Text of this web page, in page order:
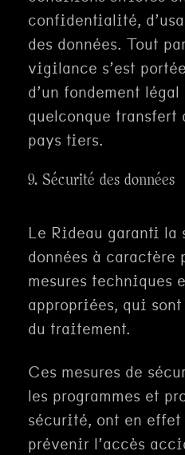
confidentialité,
des données. Tout
vigilance s’est
d’un fondement
quelconque transfert
pays tiers.
9. Sécurité des données
Le Rideau garanti la
données à caractère
mesures techniques
appropriées, qui
du traitement.
Ces mesures de
les programmes et
sécurité, ont en
prévenir l’accès